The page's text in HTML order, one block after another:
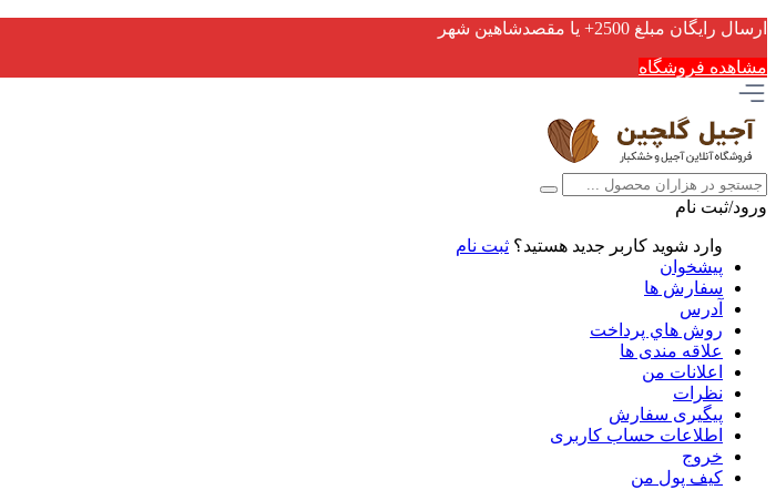
ارسال رایگان مبلغ 2500+ یا مقصدشاهین شهر
مشاهده فروشگاه
ورود/ثبت نام
وارد شوید کاربر جدید هستید؟ ثبت نام
پیشخوان
سفارش ها
آدرس
روش هاي پرداخت
علاقه مندی ها
اعلانات من
نظرات
پیگیری سفارش
اطلاعات حساب كاربری
خروج
کیف پول من